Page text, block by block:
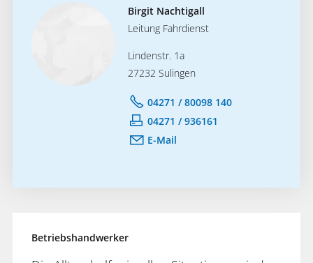
Birgit Nachtigall
Leitung Fahrdienst
Lindenstr. 1a
27232 Sulingen
04271 / 80098 140
04271 / 936161
E-Mail
Betriebshandwerker